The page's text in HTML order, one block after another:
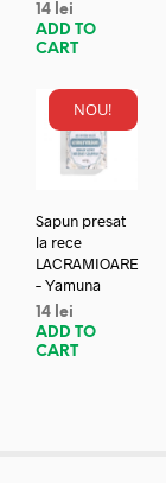
14 lei
ADD TO
CART
NOU!
Sapun presat
la rece
LACRAMIOARE
– Yamuna
14 lei
ADD TO
CART